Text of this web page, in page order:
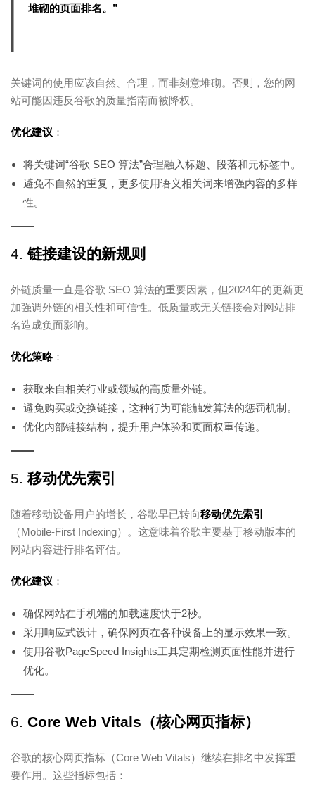
堆砌的页面排名。”
关键词的使用应该自然、合理，而非刻意堆砌。否则，您的网
站可能因违反谷歌的质量指南而被降权。
优化建议 ：
将关键词“谷歌 SEO 算法”合理融入标题、段落和元标签中。
避免不自然的重复，更多使用语义相关词来增强内容的多样
性。
4.链接建设的新规则
外链质量一直是谷歌 SEO 算法的重要因素，但2024年的更新更
加强调外链的相关性和可信性。低质量或无关链接会对网站排
名造成负面影响。
优化策略 ：
获取来自相关行业或领域的高质量外链。
避免购买或交换链接，这种行为可能触发算法的惩罚机制。
优化内部链接结构，提升用户体验和页面权重传递。
5. 移动优先索引
随着移动设备用户的增长，谷歌早已转向移动优先索引
（Mobile-First Indexing）。这意味着谷歌主要基于移动版本的
网站内容进行排名评估。
优化建议 ：
确保网站在手机端的加载速度快于2秒。
采用响应式设计，确保网页在各种设备上的显示效果一致。
使用谷歌PageSpeed Insights工具定期检测页面性能并进行
优化。
6. Core Web Vitals（核心网页指标）
谷歌的核心网页指标（Core Web Vitals）继续在排名中发挥重
要作用。这些指标包括：